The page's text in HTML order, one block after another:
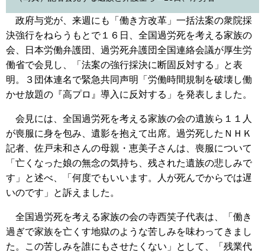
政府与党が、来週にも「働き方改革」一括法案の衆院採
決強行をねらうもとで１６日、全国過労死を考える家族の
会、日本労働弁護団、過労死弁護団全国連絡会議が厚生労
働省で会見し、「法案の強行採決に断固反対する」と表
明。３団体連名で緊急共同声明「労働時間規制を破壊し働
かせ放題の『高プロ』導入に反対する」を発表しました。
会見には、全国過労死を考える家族の会の遺族ら１１人
が喪服に身を包み、遺影を抱えて出席。過労死したＮＨＫ
記者、佐戸未和さんの母親・恵美子さんは、喪服について
「亡くなった娘の無念の気持ち、残された遺族の悲しみで
す」と述べ、「何度でもいいます。人が死んでからでは遅
いのです」と訴えました。
全国過労死を考える家族の会の寺西笑子代表は、「働き
過ぎで家族を亡くす地獄のような苦しみを味わってきまし
た。この苦しみを誰にもさせたくない」として、「残業代